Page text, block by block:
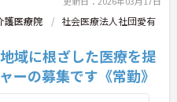
護医療院
社会医療法人社団愛有
域に根ざした医療を提
ーの募集です《常勤》